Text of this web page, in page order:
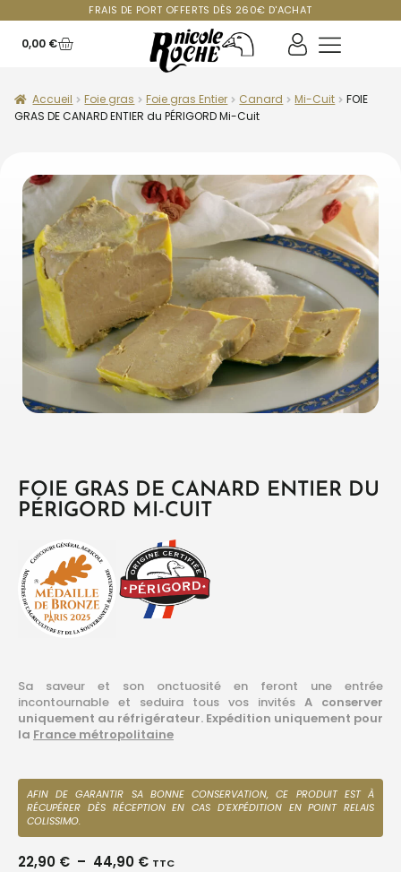
FRAIS DE PORT OFFERTS DÈS 260€ D'ACHAT
0,00 €
Accueil Foie gras Foie gras Entier Canard Mi-Cuit
FOIE
GRAS DE CANARD ENTIER du PÉRIGORD Mi-Cuit
FOIE GRAS DE CANARD ENTIER DU
PÉRIGORD MI-CUIT
Sa saveur et son onctuosité en feront une entrée
incontournable et seduira tous vos invités A conserver
uniquement au réfrigérateur. Expédition uniquement pour
la France métropolitaine
AFIN DE GARANTIR SA BONNE CONSERVATION, CE PRODUIT EST À
RÉCUPÉRER DÈS RÉCEPTION EN CAS D'EXPÉDITION EN POINT RELAIS
COLISSIMO.
22,90 € – 44,90 € TTC